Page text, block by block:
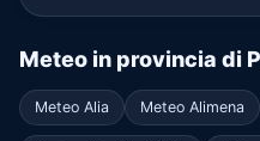
Meteo in provincia di
Meteo Alia Meteo Alimena